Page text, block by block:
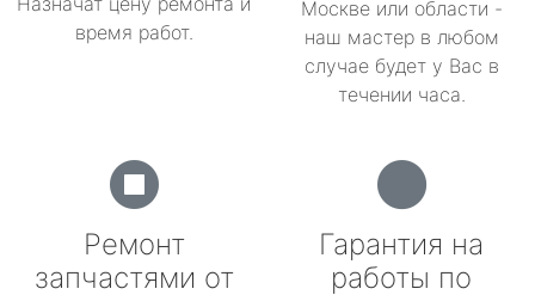
время работ.
Москве или области -
наш мастер в любом
случае будет у Вас в
течении часа.
Ремонт
запчастями от
Гарантия на
работы по